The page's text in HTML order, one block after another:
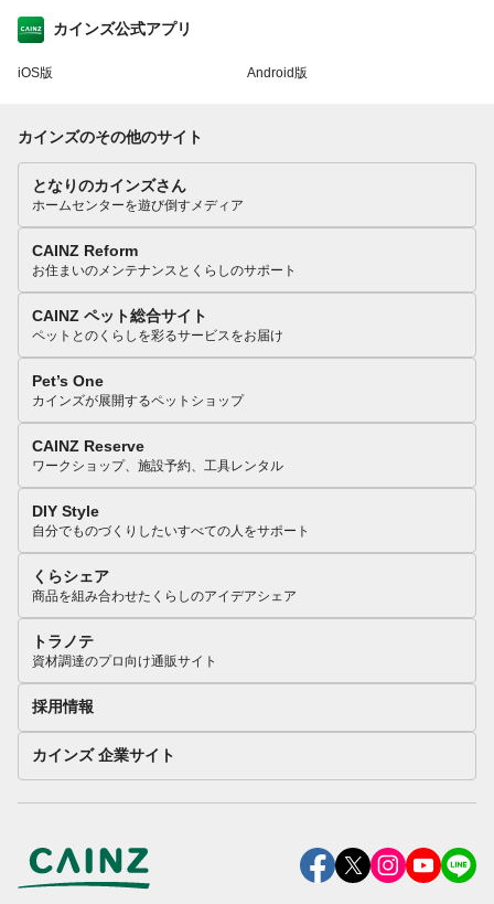
カインズ公式アプリ
iOS版 Android版
カインズのその他のサイト
となりのカインズさん
ホームセンターを遊び倒すメディア
CAINZ Reform
お住まいのメンテナンスとくらしのサポート
CAINZ ペット総合サイト
ペットとのくらしを彩るサービスをお届け
Pet’s One
カインズが展開するペットショップ
CAINZ Reserve
ワークショップ、施設予約、工具レンタル
DIY Style
自分でものづくりしたいすべての人をサポート
くらシェア
商品を組み合わせたくらしのアイデアシェア
トラノテ
資材調達のプロ向け通販サイト
採用情報
カインズ 企業サイト